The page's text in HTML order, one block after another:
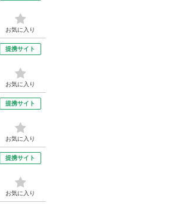
お気に入り
提携サイト
お気に入り
提携サイト
お気に入り
提携サイト
お気に入り